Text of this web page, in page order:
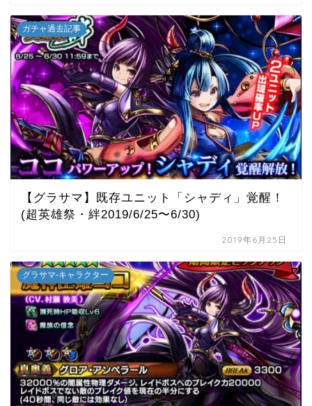
ガチャ過去記事
【グラサマ】既存ユニット「シャディ」覚醒！
(超英雄祭・絆2019/6/25〜6/30)
2019年6月25日
グラサマ-キャラクター